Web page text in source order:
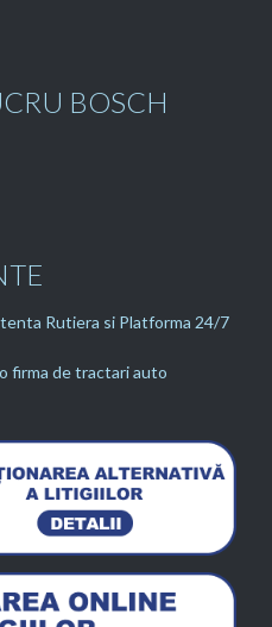
BOSCH
Rutiera si Platforma 24/7
firma de tractari auto